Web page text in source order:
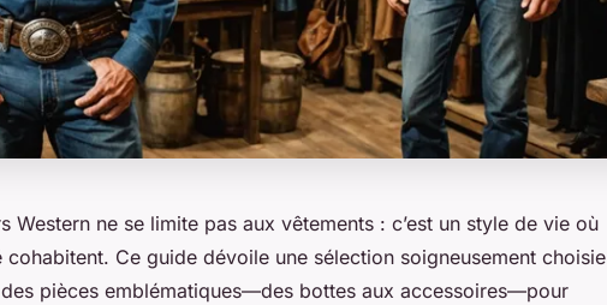
Western ne se limite pas aux vêtements : c’est un style de vie où
Ce guide dévoile une sélection soigneusement choisie
pièces emblématiques—des bottes aux accessoires—pour